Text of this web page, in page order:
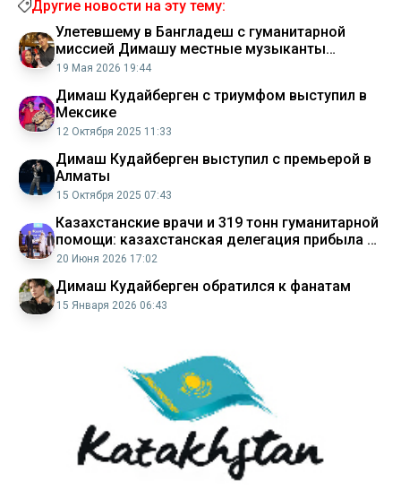
Другие новости на эту тему:
Улетевшему в Бангладеш с гуманитарной
миссией Димашу местные музыканты
подарили мандолину
19 Мая 2026 19:44
Димаш Кудайберген с триумфом выступил в
Мексике
12 Октября 2025 11:33
Димаш Кудайберген выступил с премьерой в
Алматы
15 Октября 2025 07:43
Казахстанские врачи и 319 тонн гуманитарной
помощи: казахстанская делегация прибыла в
Афганистан с масштабной миссией
20 Июня 2026 17:02
Димаш Кудайберген обратился к фанатам
15 Января 2026 06:43